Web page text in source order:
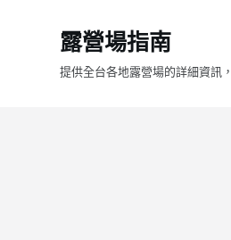
露營場指南
提供全台各地露營場的詳細資訊